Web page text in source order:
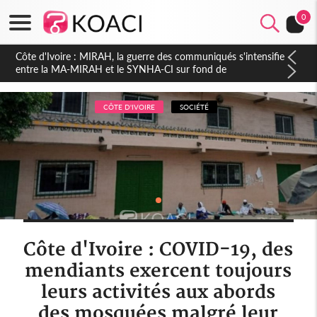
0
Côte d'Ivoire : Indépendance 2026, Thiam plaide pour un
environnement démocratique plus apaisé
CÔTE D'IVOIRE SOCIÉTÉ
Côte d'Ivoire : COVID-19, des
mendiants exercent toujours
leurs activités aux abords